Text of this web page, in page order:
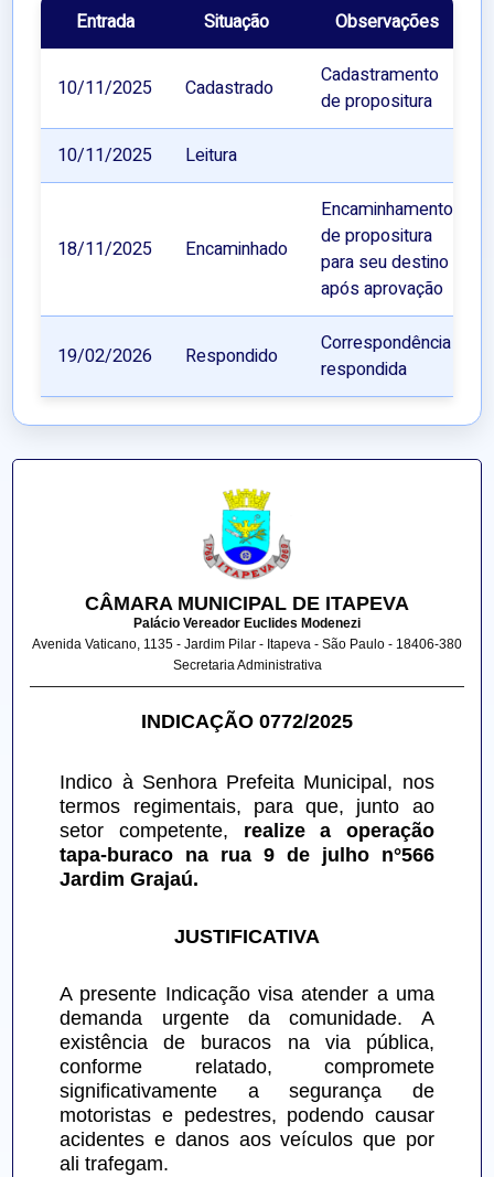
Entrada Situação Observações
10/11/2025 Cadastrado
Cadastramento
de propositura
10/11/2025 Leitura
18/11/2025 Encaminhado
Encaminhamento
de propositura
para seu destino
após aprovação
19/02/2026 Respondido
Correspondência
respondida
CÂMARA MUNICIPAL DE ITAPEVA
Palácio Vereador Euclides Modenezi
Avenida Vaticano, 1135 - Jardim Pilar - Itapeva - São Paulo - 18406-380
Secretaria Administrativa
INDICAÇÃO 0772/2025
Indico à Senhora Prefeita Municipal, nos
termos regimentais, para que, junto ao
setor competente, realize a operação
tapa-buraco na rua 9 de julho n°566
Jardim Grajaú.
JUSTIFICATIVA
A presente Indicação visa atender a uma
demanda urgente da comunidade. A
existência de buracos na via pública,
conforme relatado, compromete
significativamente a segurança de
motoristas e pedestres, podendo causar
acidentes e danos aos veículos que por
ali trafegam.